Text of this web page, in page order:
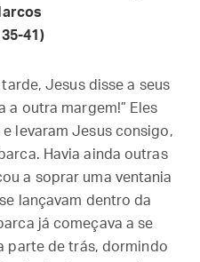
41)
Jesus disse a seus
a outra margem!” Eles
levaram Jesus consigo,
Havia ainda outras
a soprar uma ventania
lançavam dentro da
já começava a se
parte de trás, dormindo